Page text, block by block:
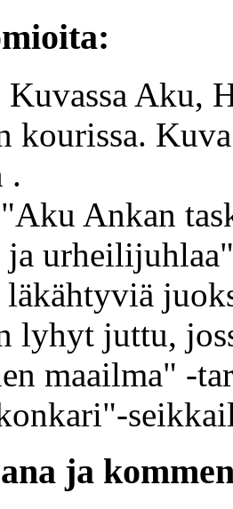
Aku,
kourissa.
.
Ankan
ja
läkähtyviä
lyhyt juttu,
maailma" -
ja